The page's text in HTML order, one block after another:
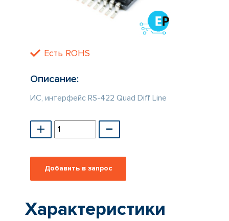
Есть ROHS
Описание:
ИС, интерфейс RS-422 Quad Diff Line
Характеристики